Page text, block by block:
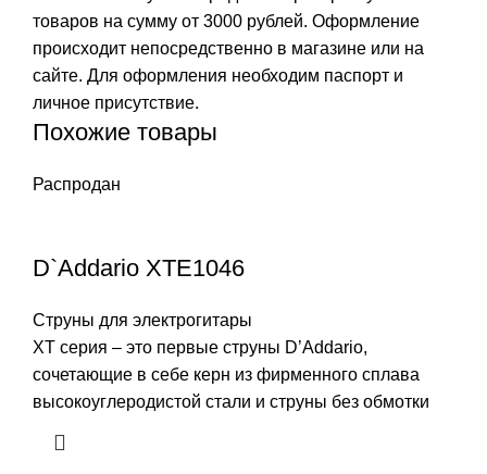
товаров на сумму от 3000 рублей. Оформление
происходит непосредственно в магазине или на
сайте. Для оформления необходим паспорт и
личное присутствие.
Похожие товары
Распродан
D`Addario XTE1046
Струны для электрогитары
XT серия – это первые струны D’Addario,
сочетающие в себе керн из фирменного сплава
высокоуглеродистой стали и струны без обмотки